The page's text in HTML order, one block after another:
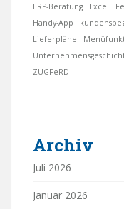
ERP-Beratung
Excel
Handy-App
Lieferpläne
ZUGFeRD
Archiv
Juli 2026
Januar 2026